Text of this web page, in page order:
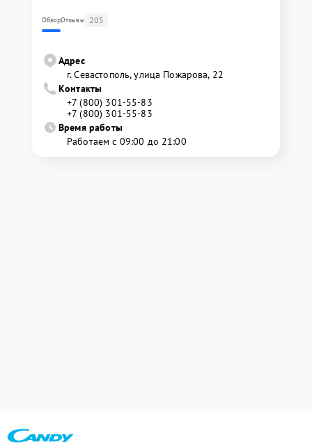
ОбзорОтзывы 205
Адрес
г. Севастополь, улица Пожарова, 22
Контакты
+7 (800) 301-55-83
+7 (800) 301-55-83
Время работы
Работаем с 09:00 до 21:00